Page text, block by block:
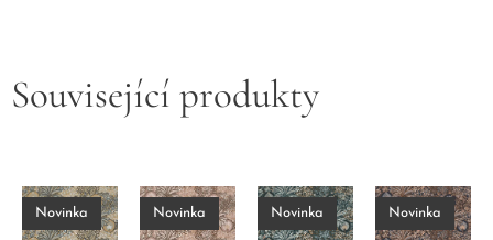
Související produkty
Novinka Novinka Novinka Novinka